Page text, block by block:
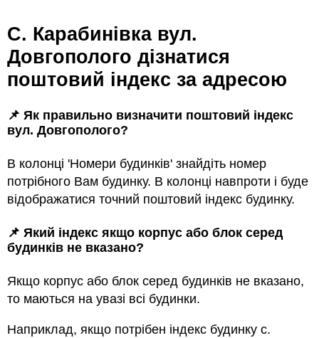
с. Карабинівка вул.
Довгополого дізнатися
поштовий індекс за адресою
📌 Як правильно визначити поштовий індекс
вул. Довгополого?
В колонці 'Номери будинків' знайдіть номер
потрібного Вам будинку. В колонці навпроти і буде
відображатися точний поштовий індекс будинку.
📌 Який індекс якщо корпус або блок серед
будинкiв не вказано?
Якщо корпус або блок серед будинкiв не вказано,
то маються на увазi всi будинки.
Наприклад, якщо потрiбен індекс будинку с.